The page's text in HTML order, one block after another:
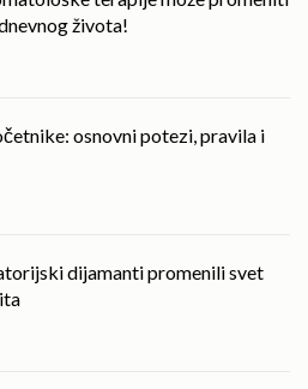
života!
osnovni potezi, pravila i
dijamanti promenili svet